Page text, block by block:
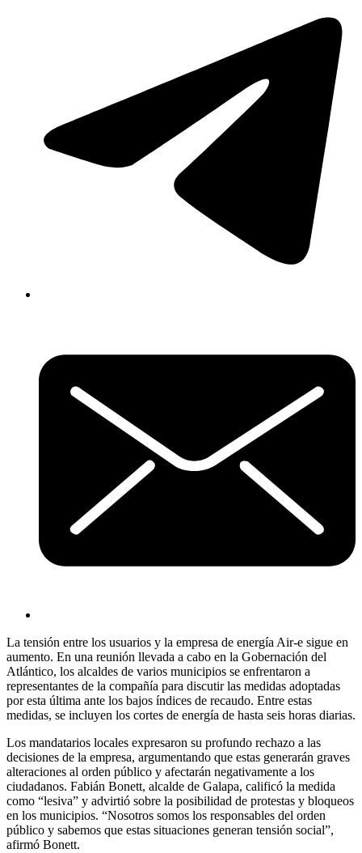
La tensión entre los usuarios y la empresa de energía Air-e sigue en
aumento. En una reunión llevada a cabo en la Gobernación del
Atlántico, los alcaldes de varios municipios se enfrentaron a
representantes de la compañía para discutir las medidas adoptadas
por esta última ante los bajos índices de recaudo. Entre estas
medidas, se incluyen los cortes de energía de hasta seis horas diarias.
Los mandatarios locales expresaron su profundo rechazo a las
decisiones de la empresa, argumentando que estas generarán graves
alteraciones al orden público y afectarán negativamente a los
ciudadanos. Fabián Bonett, alcalde de Galapa, calificó la medida
como “lesiva” y advirtió sobre la posibilidad de protestas y bloqueos
en los municipios. “Nosotros somos los responsables del orden
público y sabemos que estas situaciones generan tensión social”,
afirmó Bonett.